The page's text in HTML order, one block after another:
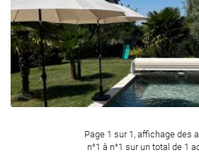
ACCUEIL
ENTRETIEN
PRO PASSIF
PÉRIODIQUE
Inscription
Page 1 sur 1, affichage des
n°1 à n°1 sur un total de 1